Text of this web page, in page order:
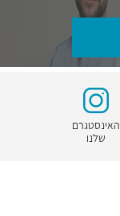
האינסטגרם
שלנו